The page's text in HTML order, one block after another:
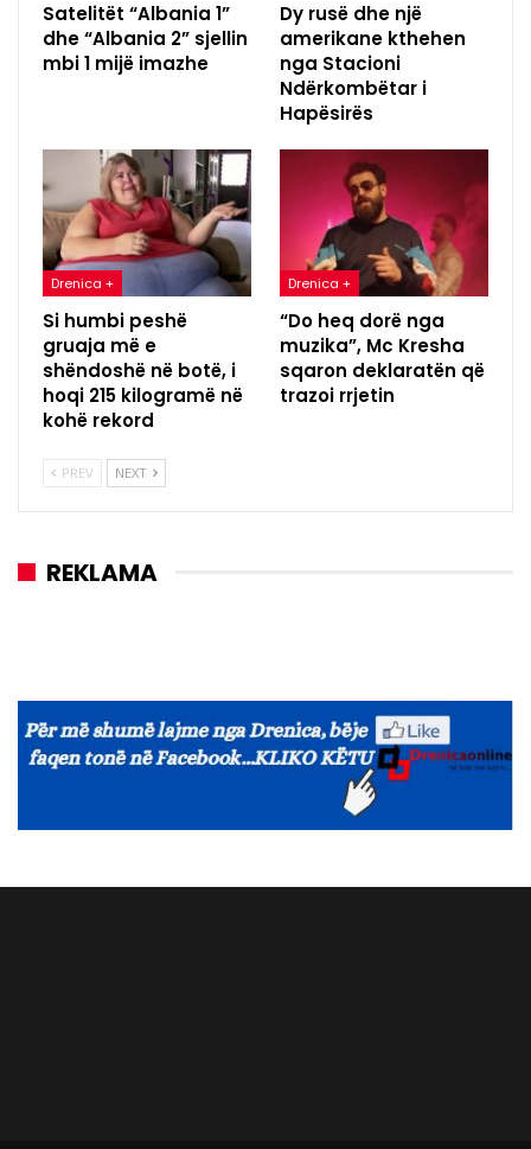
Satelitët “Albania 1”
dhe “Albania 2” sjellin
mbi 1 mijë imazhe
Dy rusë dhe një
amerikane kthehen
nga Stacioni
Ndërkombëtar i
Hapësirës
Drenica +
Si humbi peshë
gruaja më e
shëndoshë në botë, i
hoqi 215 kilogramë në
kohë rekord
Drenica +
“Do heq dorë nga
muzika”, Mc Kresha
sqaron deklaratën që
trazoi rrjetin
PREV NEXT
REKLAMA